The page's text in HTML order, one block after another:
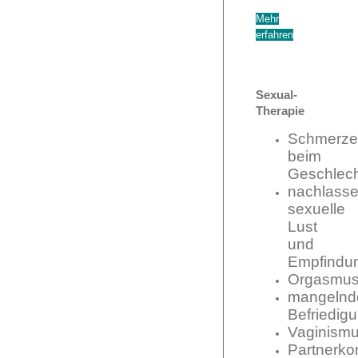
Mehr
erfahren
Sexual-
Therapie
beim
sexuelle
Lust
und